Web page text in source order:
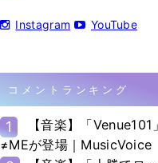
Instagram YouTube
コメントランキング
1
【音楽】「
≠MEが登場｜MusicVoice